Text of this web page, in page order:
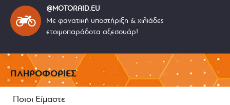
@MOTORAID.EU
Με φανατική υποστήριξη & χιλιάδες
ετοιμοπαράδοτα αξεσουάρ!
ΠΛΗΡΟΦΟΡΙΕΣ
Ποιοι Είμαστε